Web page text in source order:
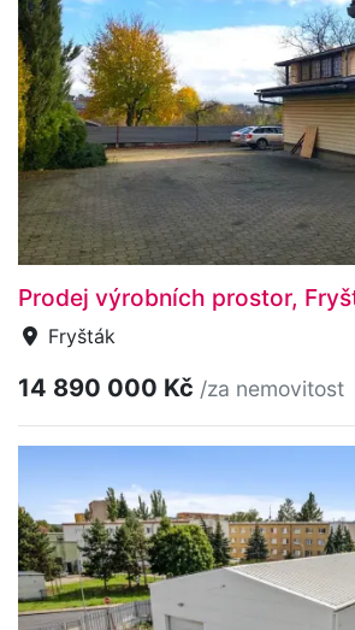
Prodej výrobních prostor,
Fryšták
14 890 000 Kč /za nemovitost